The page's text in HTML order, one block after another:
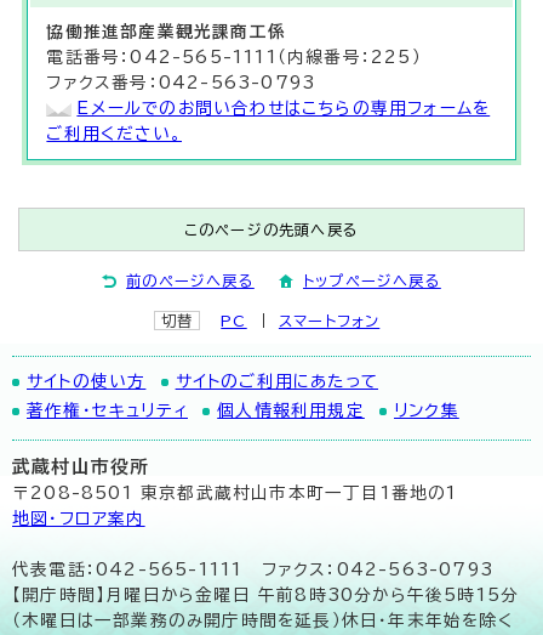
協働推進部産業観光課商工係
電話番号：042-565-1111（内線番号：225）
ファクス番号：042-563-0793
Eメールでのお問い合わせはこちらの専用フォームを
ご利用ください。
このページの先頭へ戻る
前のページへ戻る トップページへ戻る
切替 PC スマートフォン
サイトの使い方
サイトのご利用にあたって
著作権・セキュリティ
個人情報利用規定 リンク集
武蔵村山市役所
〒208-8501 東京都武蔵村山市本町一丁目1番地の1
地図･フロア案内
代表電話：042-565-1111 ファクス：042-563-0793
【開庁時間】月曜日から金曜日 午前8時30分から午後5時15分
（木曜日は一部業務のみ開庁時間を延長）休日・年末年始を除く